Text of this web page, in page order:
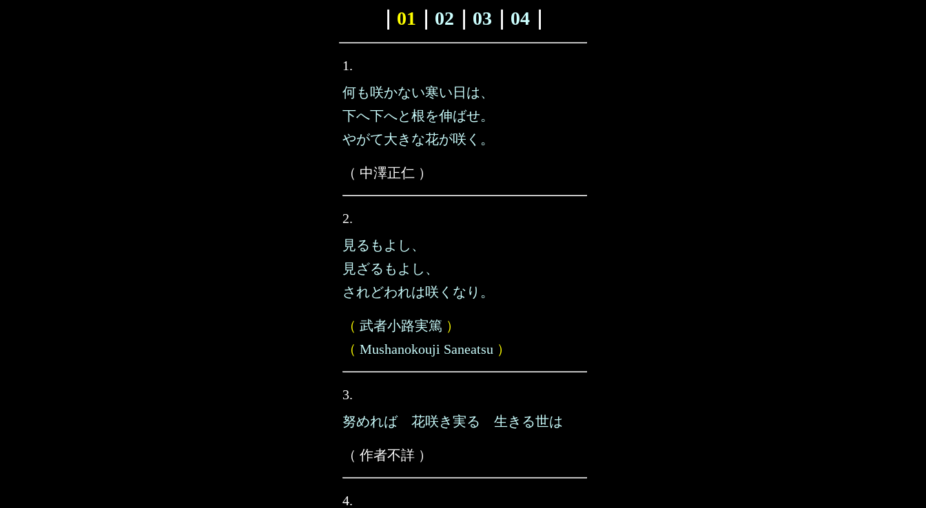
01 02 03 04｜
1.
何も咲かない寒い日は、
下へ下へと根を伸ばせ。
やがて大きな花が咲く。
（ 中澤正仁 ）
2.
見るもよし、
見ざるもよし、
されどわれは咲くなり。
（ 武者小路実篤 ）
（ Mushanokouji Saneatsu ）
3.
努めれば 花咲き実る 生きる世は
（ 作者不詳 ）
4.